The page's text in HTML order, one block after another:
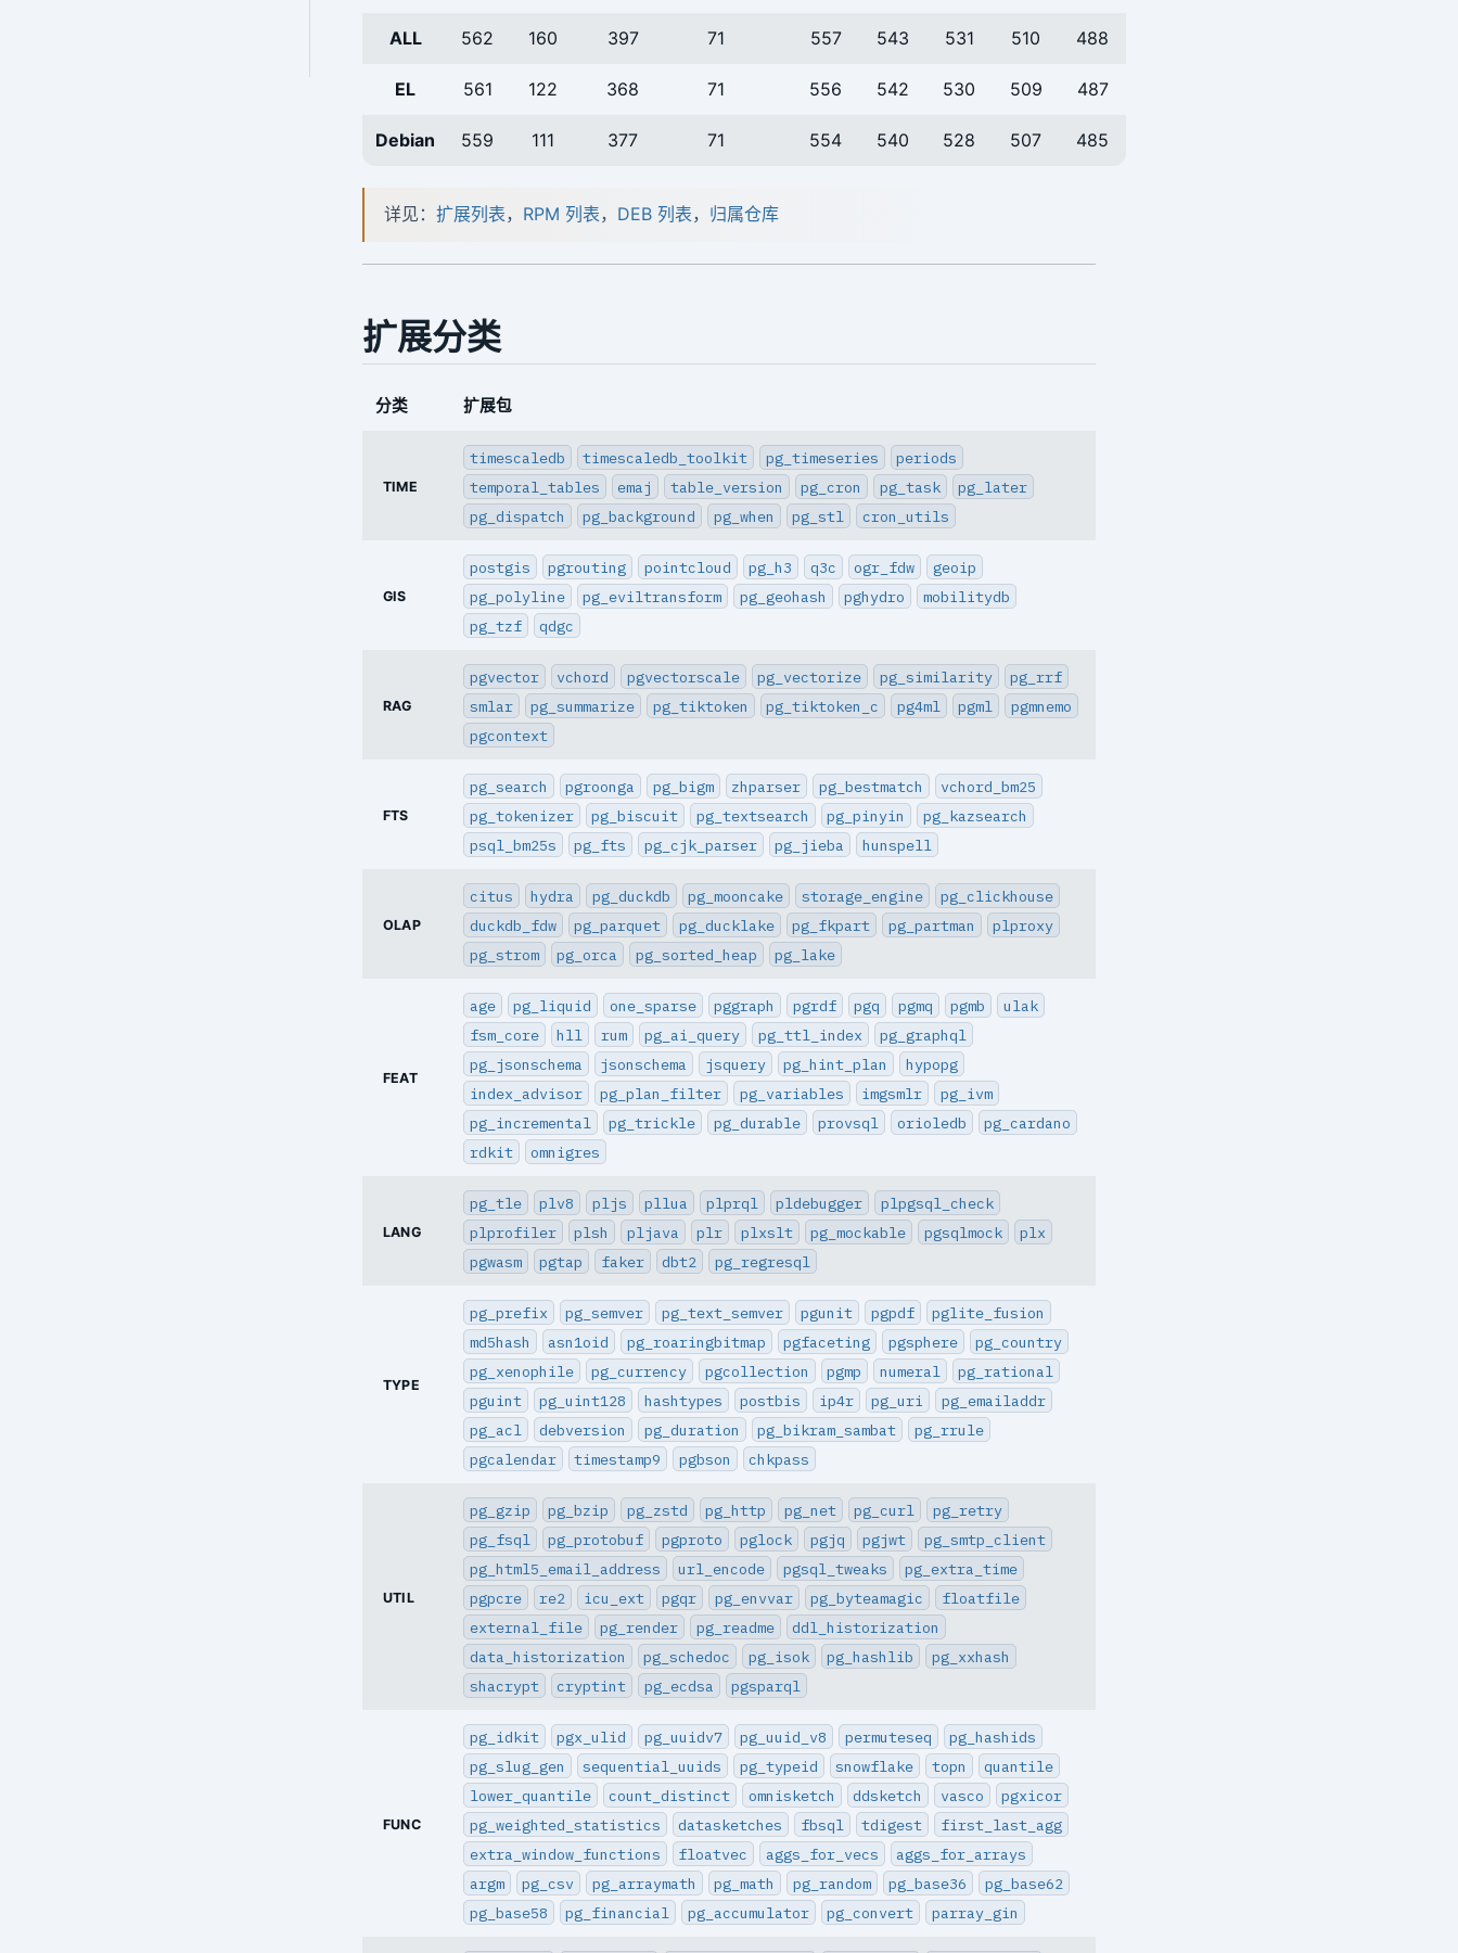
ALL 562 160 397 71 557 543 531 510 488
EL 561 122 368 71 556 542 530 509 487
Debian 559 111 377 71 554 540 528 507 485
详见： 扩展列表， RPM 列表， DEB 列表， 归属仓库
扩展分类
分类 扩展包
TIME
timescaledb timescaledb_toolkit pg_timeseries
periods
temporal_tables
emaj table_version pg_cron pg_task
pg_later
pg_dispatch
pg_background pg_when pg_stl cron_utils
GIS
postgis pgrouting pointcloud pg_h3 q3c ogr_fdw
geoip
pg_polyline
pg_eviltransform pg_geohash pghydro
mobilitydb
pg_tzf
qdgc
RAG
pgvector vchord pgvectorscale pg_vectorize pg_similarity
pg_rrf
smlar
pg_summarize pg_tiktoken pg_tiktoken_c pg4ml pgml
pgmnemo
pgcontext
FTS
pg_search pgroonga pg_bigm zhparser pg_bestmatch
vchord_bm25
pg_tokenizer
pg_biscuit pg_textsearch pg_pinyin
pg_kazsearch
psql_bm25s
pg_fts pg_cjk_parser pg_jieba hunspell
OLAP
citus hydra pg_duckdb pg_mooncake storage_engine
pg_clickhouse
duckdb_fdw
pg_parquet pg_ducklake pg_fkpart pg_partman
plproxy
pg_strom
pg_orca pg_sorted_heap pg_lake
FEAT
age pg_liquid one_sparse pggraph pgrdf pgq pgmq pgmb
ulak
fsm_core
hll rum pg_ai_query pg_ttl_index
pg_graphql
pg_jsonschema
jsonschema jsquery pg_hint_plan
hypopg
index_advisor
pg_plan_filter pg_variables imgsmlr
pg_ivm
pg_incremental
pg_trickle pg_durable provsql orioledb
pg_cardano
rdkit
omnigres
LANG
pg_tle plv8 pljs pllua plprql pldebugger
plpgsql_check
plprofiler
plsh pljava plr plxslt pg_mockable pgsqlmock
plx
pgwasm
pgtap faker dbt2 pg_regresql
TYPE
pg_prefix pg_semver pg_text_semver pgunit pgpdf
pglite_fusion
md5hash
asn1oid pg_roaringbitmap pgfaceting pgsphere
pg_country
pg_xenophile
pg_currency pgcollection pgmp numeral
pg_rational
pguint
pg_uint128 hashtypes postbis ip4r pg_uri
pg_emailaddr
pg_acl
debversion pg_duration pg_bikram_sambat
pg_rrule
pgcalendar
timestamp9 pgbson chkpass
UTIL
pg_gzip pg_bzip pg_zstd pg_http pg_net pg_curl
pg_retry
pg_fsql
pg_protobuf pgproto pglock pgjq pgjwt
pg_smtp_client
pg_html5_email_address
url_encode pgsql_tweaks
pg_extra_time
pgpcre
re2 icu_ext pgqr pg_envvar pg_byteamagic
floatfile
external_file
pg_render pg_readme
ddl_historization
data_historization
pg_schedoc pg_isok pg_hashlib
pg_xxhash
shacrypt
cryptint pg_ecdsa pgsparql
FUNC
pg_idkit pgx_ulid pg_uuidv7 pg_uuid_v8 permuteseq
pg_hashids
pg_slug_gen
sequential_uuids pg_typeid snowflake topn
quantile
lower_quantile
count_distinct omnisketch ddsketch vasco
pgxicor
pg_weighted_statistics
datasketches fbsql tdigest
first_last_agg
extra_window_functions
floatvec aggs_for_vecs
aggs_for_arrays
argm
pg_csv pg_arraymath pg_math pg_random pg_base36
pg_base62
pg_base58
pg_financial pg_accumulator pg_convert parray_gin